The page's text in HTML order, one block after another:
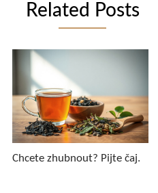
Related Posts
Chcete zhubnout? Pijte čaj.